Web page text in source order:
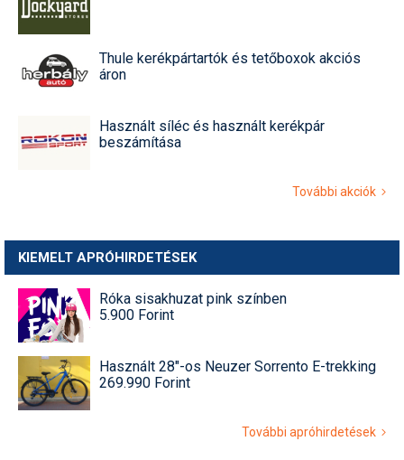
Thule kerékpártartók és tetőboxok akciós
áron
Használt síléc és használt kerékpár
beszámítása
További akciók
KIEMELT APRÓHIRDETÉSEK
Róka sisakhuzat pink színben
5.900 Forint
Használt 28"-os Neuzer Sorrento E-trekking
269.990 Forint
További apróhirdetések